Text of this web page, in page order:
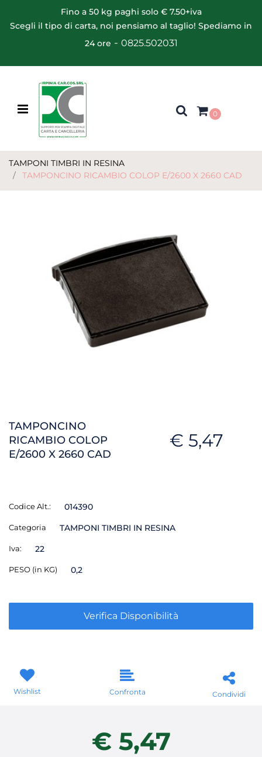
Fino a 50 kg paghi solo € 7.50+iva
Scegli il tipo di carta, noi pensiamo al taglio! Spediamo in
24 ore - 0825.502031
Open menu
0
TAMPONI TIMBRI IN RESINA
TAMPONCINO RICAMBIO COLOP E/2600 X 2660 CAD
TAMPONCINO
RICAMBIO COLOP
E/2600 X 2660 CAD
€ 5,47
Codice Alt.: 014390
Categoria TAMPONI TIMBRI IN RESINA
Iva: 22
PESO (in KG) 0,2
Verifica Disponibilità
Wishlist Confronta Condividi
€ 5,47